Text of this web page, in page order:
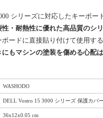
シリーズに対応したキーボー
・耐熱性に優れた高品質のシ
ボードに直接貼り付けて使用す
にもマシンの塗装を傷める心配
WASHODO
DELL Vostro​ 15 3000 シリーズ 保護カバ
36x12x0.05 cm